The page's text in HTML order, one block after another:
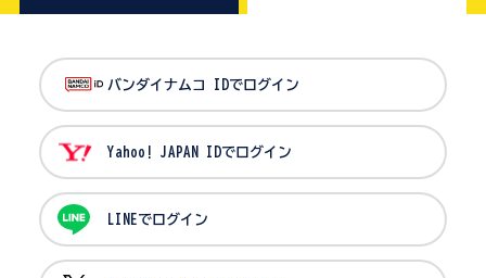
バンダイナムコ IDでログイン
Yahoo! JAPAN IDでログイン
LINEでログイン